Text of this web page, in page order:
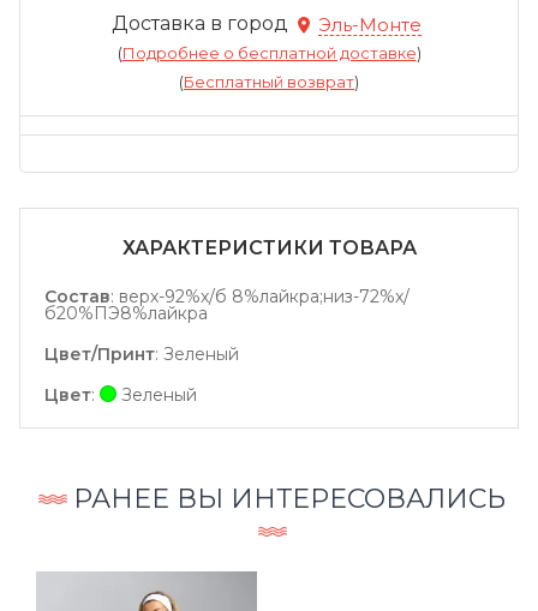
Доставка в город Эль-Монте
(Подробнее о бесплатной доставке)
(Бесплатный возврат)
ХАРАКТЕРИСТИКИ ТОВАРА
Состав: верх-92%х/б 8%лайкра;низ-72%х/
б20%ПЭ8%лайкра
Цвет/Принт: Зеленый
Цвет: Зеленый
РАНЕЕ ВЫ ИНТЕРЕСОВАЛИСЬ